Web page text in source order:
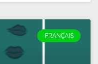
FRANÇAIS